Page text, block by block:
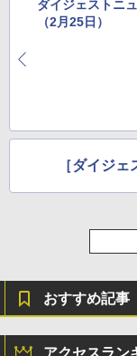
ダイジェストニ
（2月25日）
［ダイジ
おすすめ記事